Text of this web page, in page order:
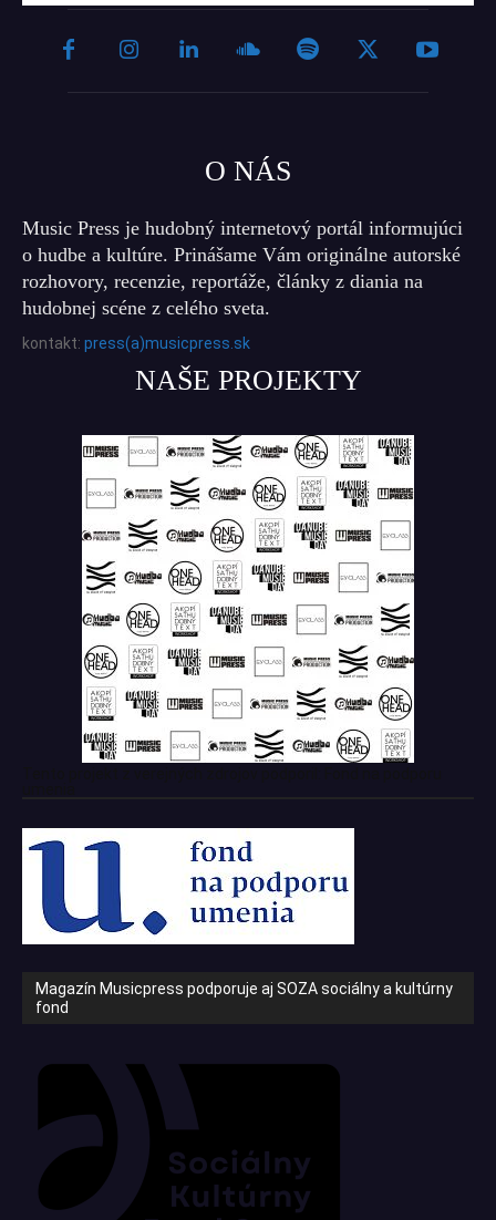
O NÁS
Music Press je hudobný internetový portál informujúci
o hudbe a kultúre. Prinášame Vám originálne autorské
rozhovory, recenzie, reportáže, články z diania na
hudobnej scéne z celého sveta.
kontakt: press(a)musicpress.sk
NAŠE PROJEKTY
Magazín Musicpress podporuje aj SOZA sociálny a kultúrny
fond